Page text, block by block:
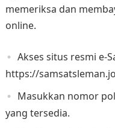
memeriksa dan
online.
Akses situs resmi e-
https://
Masukkan nomor
yang tersedia.